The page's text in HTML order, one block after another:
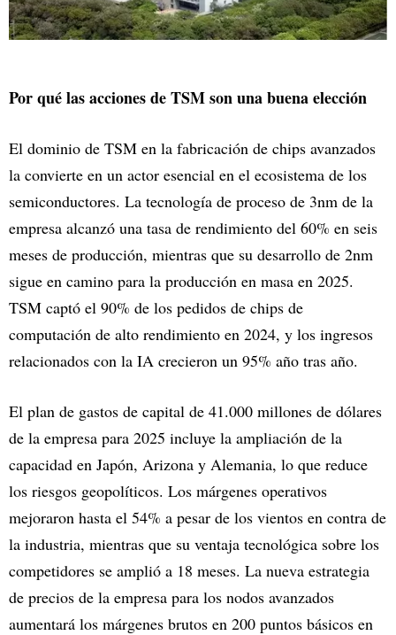
Por qué las acciones de TSM son una buena elección
El dominio de TSM en la fabricación de chips avanzados
la convierte en un actor esencial en el ecosistema de los
semiconductores. La tecnología de proceso de 3nm de la
empresa alcanzó una tasa de rendimiento del 60% en seis
meses de producción, mientras que su desarrollo de 2nm
sigue en camino para la producción en masa en 2025.
TSM captó el 90% de los pedidos de chips de
computación de alto rendimiento en 2024, y los ingresos
relacionados con la IA crecieron un 95% año tras año.
El plan de gastos de capital de 41.000 millones de dólares
de la empresa para 2025 incluye la ampliación de la
capacidad en Japón, Arizona y Alemania, lo que reduce
los riesgos geopolíticos. Los márgenes operativos
mejoraron hasta el 54% a pesar de los vientos en contra de
la industria, mientras que su ventaja tecnológica sobre los
competidores se amplió a 18 meses. La nueva estrategia
de precios de la empresa para los nodos avanzados
aumentará los márgenes brutos en 200 puntos básicos en